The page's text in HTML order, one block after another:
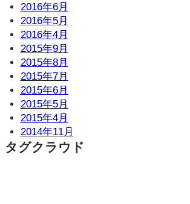
2016年6月
2016年5月
2016年4月
2015年9月
2015年8月
2015年7月
2015年6月
2015年5月
2015年4月
2014年11月
タグクラウド